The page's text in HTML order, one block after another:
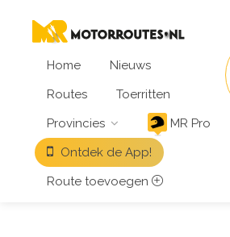
Home
Nieuws
Routes
Toerritten
Provincies
MR Pro
Ontdek de App!
Route toevoegen